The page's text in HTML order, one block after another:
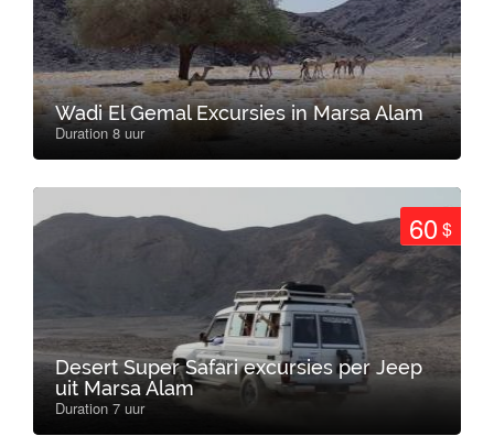
Wadi El Gemal Excursies in Marsa Alam
Duration 8 uur
60$
Desert Super Safari excursies per Jeep
uit Marsa Alam
Duration 7 uur